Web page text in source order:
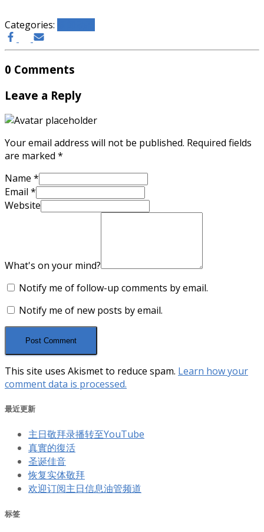
Categories:
0 Comments
Leave a Reply
Your email address will not be published. Required fields
are marked *
Name *
Email *
Website
What's on your mind?
Notify me of follow-up comments by email.
Notify me of new posts by email.
This site uses Akismet to reduce spam. Learn how your
comment data is processed.
最近更新
主日敬拜录播转至YouTube
真實的復活
圣诞佳音
恢复实体敬拜
欢迎订阅主日信息油管频道
标签